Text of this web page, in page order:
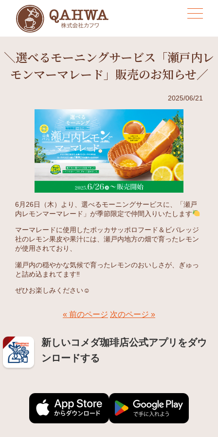
＼選べるモーニングサービス「瀬戸内レ
モンマーマレード」販売のお知らせ／
2025/06/21
6月26日（木）より、選べるモーニングサービスに、「瀬戸
内レモンマーマレード」が季節限定で仲間入りいたします
マーマレードに使用したポッカサッポロフード＆ビバレッジ
社のレモン果皮や果汁には、瀬戸内地方の畑で育ったレモン
が使用されており、
瀬戸内の穏やかな気候で育ったレモンのおいしさが、ぎゅっ
と詰め込まれてます‼︎
ぜひお楽しみください☺︎
« 前のページ 次のページ »
新しいコメダ珈琲店公式アプリをダウ
ンロードする